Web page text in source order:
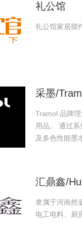
礼公馆
礼公馆家居摆
采墨/
Tramol 品牌
用品。 通过
及多色性能墨
汇鼎鑫/
隶属于河南然
电工电料、厨